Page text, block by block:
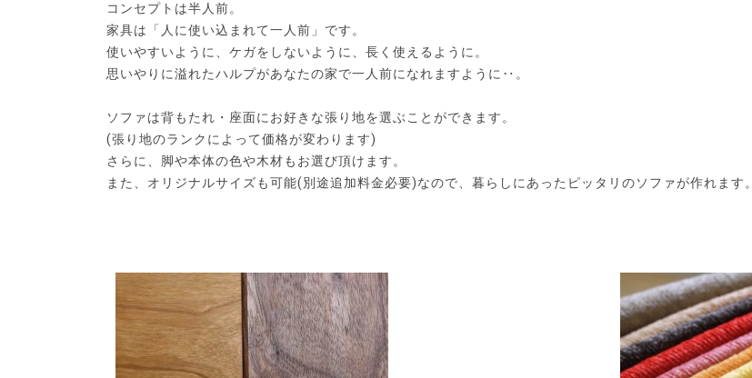
コンセプトは半人前。
家具は「人に使い込まれて一人前」です。
使いやすいように、ケガをしないように、長く使えるように。
思いやりに溢れたハルプがあなたの家で一人前になれますように‥。
ソファは背もたれ・座面にお好きな張り地を選ぶことができます。
(張り地のランクによって価格が変わります)
さらに、脚や本体の色や木材もお選び頂けます。
また、オリジナルサイズも可能(別途追加料金必要)なので、暮らしにあったピッタリのソファが作れます。